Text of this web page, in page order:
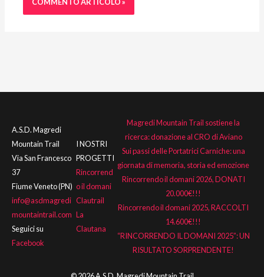
A.S.D. Magredi
Mountain Trail
Via San Francesco
37
Fiume Veneto (PN)
info@asdmagredi
mountaintrail.com
Seguici su
Facebook
I NOSTRI
PROGETTI
Rincorrend
o il domani
Clautrail
La
Clautana
Magredi Mountain Trail sostiene la
ricerca: donazione al CRO di Aviano
Sui passi delle Portatrici Carniche: una
giornata di memoria, storia ed emozione
Rincorrendo il domani 2026, DONATI
20.000€!!!
Rincorrendo il domani 2025, RACCOLTI
14.600€!!!
“RINCORRENDO IL DOMANI 2025”: UN
RISULTATO SORPRENDENTE!